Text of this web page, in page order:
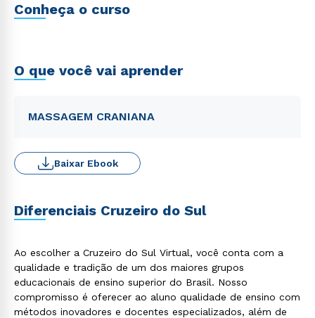
Conheça o curso
O que você vai aprender
MASSAGEM CRANIANA
Baixar Ebook
Diferenciais Cruzeiro do Sul
Ao escolher a Cruzeiro do Sul Virtual, você conta com a
qualidade e tradição de um dos maiores grupos
educacionais de ensino superior do Brasil. Nosso
compromisso é oferecer ao aluno qualidade de ensino com
métodos inovadores e docentes especializados, além de